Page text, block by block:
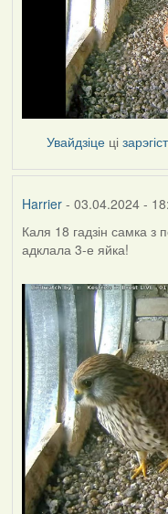
Увайдзіце ці
Harrier- 03.04.2024 -
Каля 18 гадзін самка з
адклала 3-е яйка!